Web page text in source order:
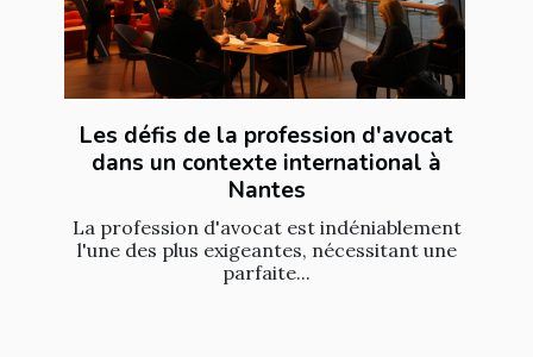
Les défis de la profession d'avocat
dans un contexte international à
Nantes
La profession d'avocat est indéniablement
l'une des plus exigeantes, nécessitant une
parfaite...